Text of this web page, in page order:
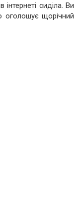
сиділа. Ви
оголошує щорічний